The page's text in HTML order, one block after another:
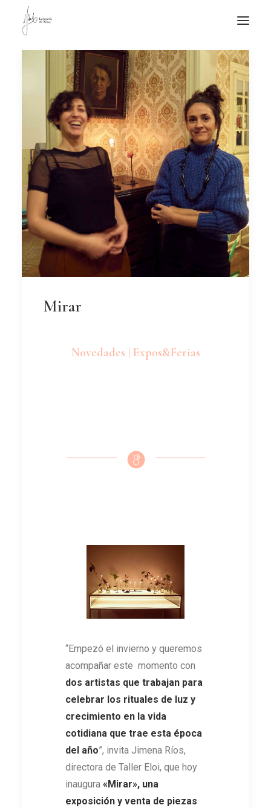
NOTICIAS DE JOYERÍA CONTEMPORÁNEA
NOVEDADES
DE VISITA
APUNTES
QUIÉN SOY
Mirar
Novedades | Expos&Ferias
“Empezó el invierno y queremos
acompañar este momento con
dos artistas que trabajan para
celebrar los rituales de luz y
crecimiento en la vida
cotidiana que trae esta época
del año”, invita Jimena Ríos,
directora de Taller Eloi, que hoy
inaugura «Mirar», una
exposición y venta de piezas